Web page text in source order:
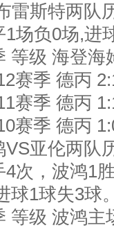
雷斯特两队
1场负0场,进
等级 海登海
赛季 德丙
赛季 德丙
赛季 德丙
VS亚伦两队
4次，波鸿1
球1球失3球
等级 波鸿主